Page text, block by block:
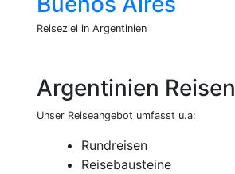
Reiseziel in Argentinien
Argentinien Reisen
Unser Reiseangebot umfasst u.a:
Rundreisen
Reisebausteine